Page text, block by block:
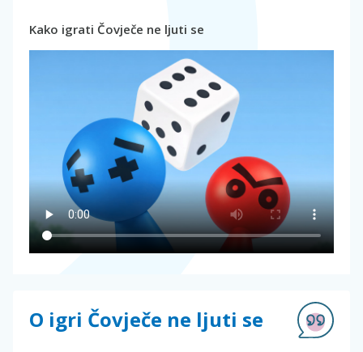
Kako igrati Čovječe ne ljuti se
O igri Čovječe ne ljuti se